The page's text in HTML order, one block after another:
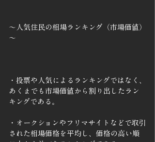
～人気住民の相場ランキング（市場価値）
～
・投票や人気によるランキングではなく、
あくまでも市場価値から割り出したラン
キングである。
・オークションやフリマサイトなどで取引
された相場価格を平均し、価格の高い順